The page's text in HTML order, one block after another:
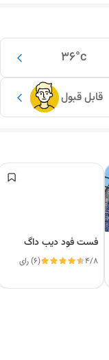
36°c
قابل قبول
فست فود دیب داگ
4/8 (6) رای